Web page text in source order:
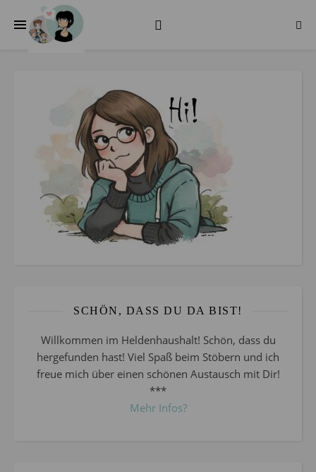
SCHÖN, DASS DU DA BIST!
Willkommen im Heldenhaushalt! Schön, dass du
hergefunden hast! Viel Spaß beim Stöbern und ich
freue mich über einen schönen Austausch mit Dir!
***
Mehr Infos?